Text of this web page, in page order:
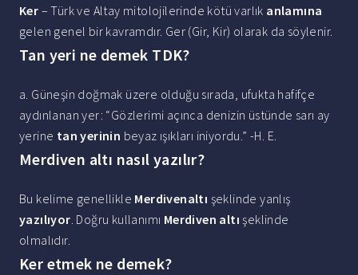
Ker – Türk ve Altay mitolojilerinde kötü varlık anlamına
gelen genel bir kavramdır. Ger (Gir, Kir) olarak da söylenir.
Tan yeri ne demek TDK?
a. Güneşin doğmak üzere olduğu sırada, ufukta hafifçe
aydınlanan yer: “Gözlerimi açınca denizin üstünde sarı ay
yerine tan yerinin beyaz ışıkları iniyordu.” -H. E.
Merdiven altı nasıl yazılır?
Bu kelime genellikle Merdivenaltı şeklinde yanlış
yazılıyor. Doğru kullanımı Merdiven altı şeklinde
olmalıdır.
Ker etmek ne demek?